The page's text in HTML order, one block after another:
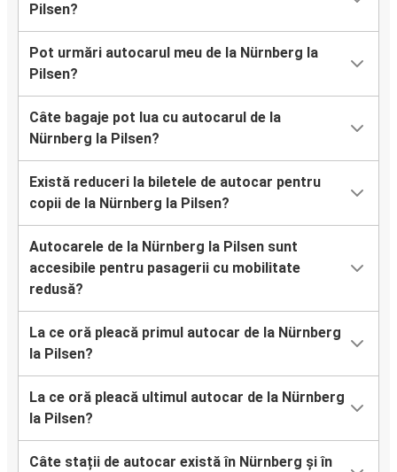
Pilsen?
Pot urmări autocarul meu de la Nürnberg la
Pilsen?
Câte bagaje pot lua cu autocarul de la
Nürnberg la Pilsen?
Există reduceri la biletele de autocar pentru
copii de la Nürnberg la Pilsen?
Autocarele de la Nürnberg la Pilsen sunt
accesibile pentru pasagerii cu mobilitate
redusă?
La ce oră pleacă primul autocar de la Nürnberg
la Pilsen?
La ce oră pleacă ultimul autocar de la Nürnberg
la Pilsen?
Câte stații de autocar există în Nürnberg și în